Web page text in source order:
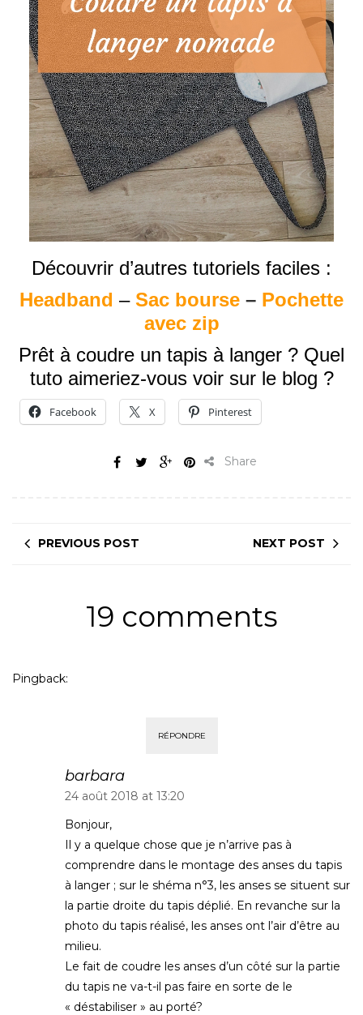
Découvrir d’autres tutoriels faciles :
Headband – Sac bourse – Pochette
avec zip
Prêt à coudre un tapis à langer ? Quel
tuto aimeriez-vous voir sur le blog ?
Facebook X Pinterest
Share
PREVIOUS POST NEXT POST
19 comments
Pingback:
RÉPONDRE
barbara
24 août 2018 at 13:20
Bonjour,
Il y a quelque chose que je n’arrive pas à
comprendre dans le montage des anses du tapis
à langer ; sur le shéma n°3, les anses se situent sur
la partie droite du tapis déplié. En revanche sur la
photo du tapis réalisé, les anses ont l’air d’être au
milieu.
Le fait de coudre les anses d’un côté sur la partie
du tapis ne va-t-il pas faire en sorte de le
« déstabiliser » au porté?